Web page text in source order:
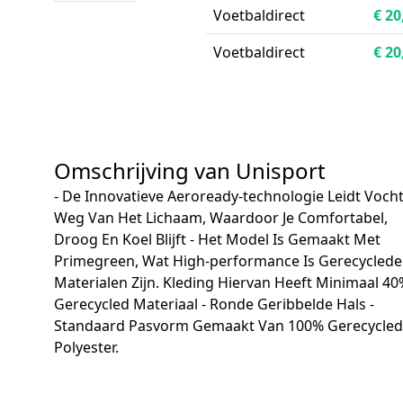
Voetbaldirect
€
Voetbaldirect
€
Omschrijving van Unisport
- De Innovatieve Aeroready-technologie Leidt Vocht
Weg Van Het Lichaam, Waardoor Je Comfortabel,
Droog En Koel Blijft - Het Model Is Gemaakt Met
Primegreen, Wat High-performance Is Gerecyclede
Materialen Zijn. Kleding Hiervan Heeft Minimaal
Gerecycled Materiaal - Ronde Geribbelde Hals -
Standaard Pasvorm Gemaakt Van 100% Gerecycled
Polyester.